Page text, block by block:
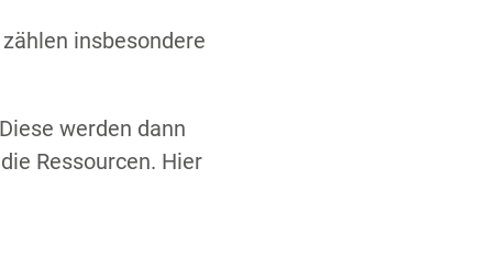
insbesondere
werden dann
Ressourcen. Hier